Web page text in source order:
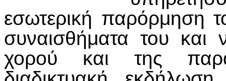
εσωτερική παρόρμηση
συναισθήματα του και
χορού και της